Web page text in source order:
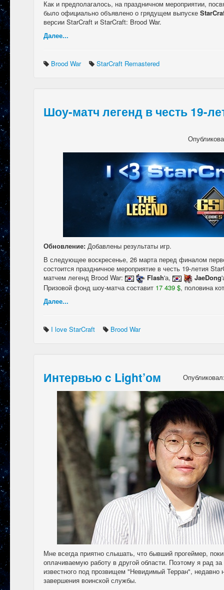
Как и предполагалось, на праздничном мероприятии,
было официально объявлено о грядущем выпуске
версии StarCraft и StarCraft: Brood War.
Далее...
Brood War StarCraft Remastered
Шоу-матч легенд в честь 19-
Обновление: Добавлены результаты игр.
В следующее воскресенье, 26 марта перед финалом
состоится праздничное мероприятие в честь 19-летия
матчем легенд Brood War:
Flash'а, JaeDong
Призовой фонд шоу-матча составит 17 439 $, половина
Далее...
I love StarCraft Brood War
Интервью c Light’ом
Мне всегда приятно слышать, что бывший прогеймер,
оплачиваемую работу в другой области. Поэтому я рад за
известного под прозвищем "Невидимый Терран", недавно
завершения воинской службы.